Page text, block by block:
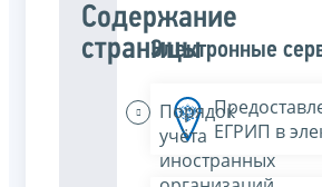
Содержание
страницы
Порядок
учёта
иностранных
Электронные
ЕГРИП в